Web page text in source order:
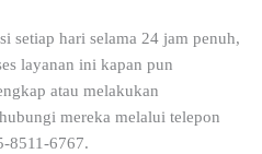
setiap hari selama 24 jam penuh,
layanan ini kapan pun
atau melakukan
mereka melalui telepon
8511-6767.